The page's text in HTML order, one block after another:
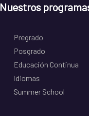
Nuestros
Pregrado
Posgrado
Educación Continua
Idiomas
Summer School